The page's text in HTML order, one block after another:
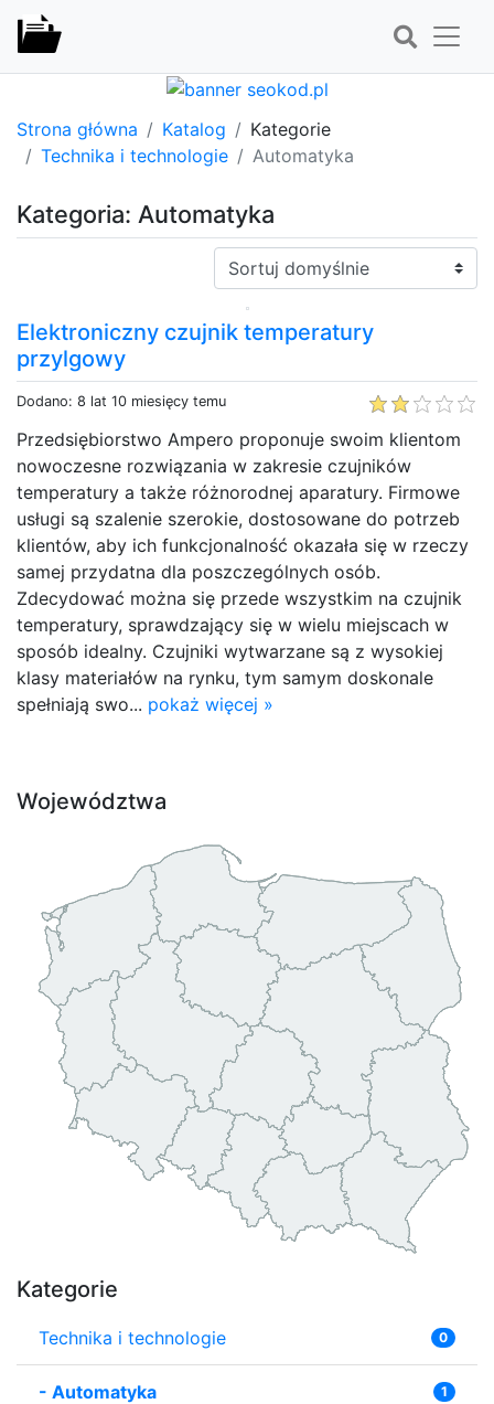
Strona główna Katalog
Kategorie
Technika i technologie
Automatyka
Kategoria: Automatyka
Sortuj:
Elektroniczny czujnik temperatury
przylgowy
Dodano: 8 lat 10 miesięcy temu
Przedsiębiorstwo Ampero proponuje swoim klientom
nowoczesne rozwiązania w zakresie czujników
temperatury a także różnorodnej aparatury. Firmowe
usługi są szalenie szerokie, dostosowane do potrzeb
klientów, aby ich funkcjonalność okazała się w rzeczy
samej przydatna dla poszczególnych osób.
Zdecydować można się przede wszystkim na czujnik
temperatury, sprawdzający się w wielu miejscach w
sposób idealny. Czujniki wytwarzane są z wysokiej
klasy materiałów na rynku, tym samym doskonale
spełniają swo... pokaż więcej »
Województwa
Kategorie
Technika i technologie 0
- Automatyka 1